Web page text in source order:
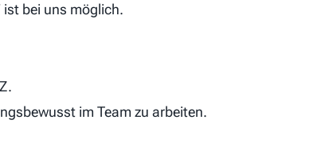
ist bei uns möglich.
im Team zu arbeiten.